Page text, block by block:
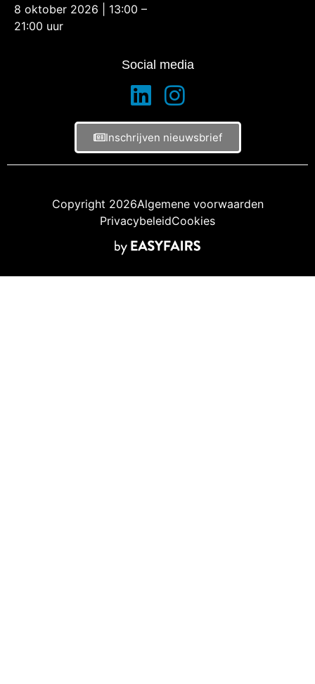
8 oktober 2026 | 13:00 –
21:00 uur
Social media
Inschrijven nieuwsbrief
Copyright 2026Algemene voorwaarden
PrivacybeleidCookies